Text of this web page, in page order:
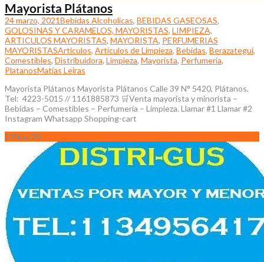
Mayorista Plátanos
24 marzo, 2021Bebidas Alcoholicas, BEBIDAS GASEOSAS,
GOLOSINAS Y CARAMELOS, MAYORISTAS, LIMPIEZA,
ARTICULOS MAYORISTAS, MAYORISTA, PERFUMERIAS
MAYORISTASArticulos, Artículos de Limpieza, Bebidas, Berazategui,
Comestibles, Distribuidora, Limpieza, Mayorista, Perfumeria,
PlatanosMatías Leiras
Mayorista Plátanos Mayorista Plátanos Calle 39 N° 5420, Plátanos.
Tel: 4223-5015 // 1161885873 🛒Venta mayorista y minorista –
Bebidas – Comestibles – Perfumería – Limpieza. Llamar #1 Llamar #2
Instagram Whatsapp Shopping-cart
19Nov/20